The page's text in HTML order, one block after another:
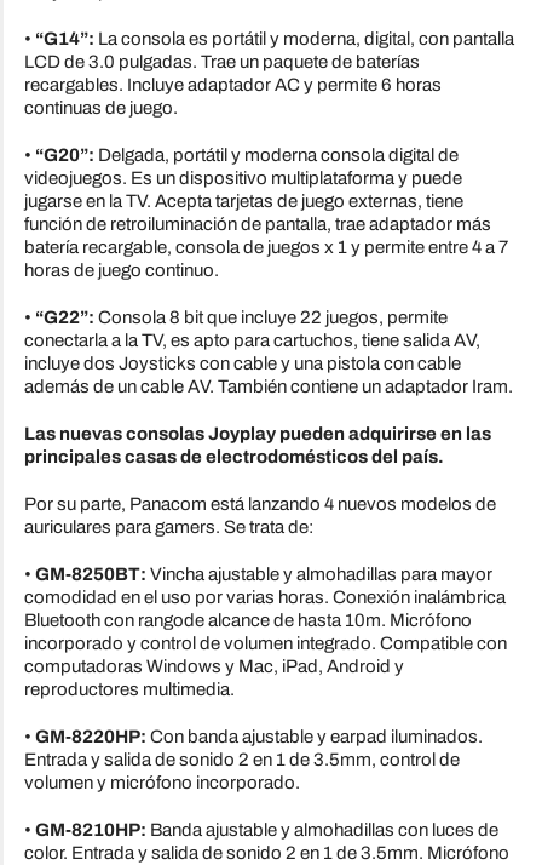
• “G14”: La consola es portátil y moderna, digital, con pantalla
LCD de 3.0 pulgadas. Trae un paquete de baterías
recargables. Incluye adaptador AC y permite 6 horas
continuas de juego.
• “G20”: Delgada, portátil y moderna consola digital de
videojuegos. Es un dispositivo multiplataforma y puede
jugarse en la TV. Acepta tarjetas de juego externas, tiene
función de retroiluminación de pantalla, trae adaptador más
batería recargable, consola de juegos x 1 y permite entre 4 a 7
horas de juego continuo.
• “G22”: Consola 8 bit que incluye 22 juegos, permite
conectarla a la TV, es apto para cartuchos, tiene salida AV,
incluye dos Joysticks con cable y una pistola con cable
además de un cable AV. También contiene un adaptador Iram.
Las nuevas consolas Joyplay pueden adquirirse en las
principales casas de electrodomésticos del país.
Por su parte, Panacom está lanzando 4 nuevos modelos de
auriculares para gamers. Se trata de:
• GM-8250BT: Vincha ajustable y almohadillas para mayor
comodidad en el uso por varias horas. Conexión inalámbrica
Bluetooth con rangode alcance de hasta 10m. Micrófono
incorporado y control de volumen integrado. Compatible con
computadoras Windows y Mac, iPad, Android y
reproductores multimedia.
• GM-8220HP: Con banda ajustable y earpad iluminados.
Entrada y salida de sonido 2 en 1 de 3.5mm, control de
volumen y micrófono incorporado.
• GM-8210HP: Banda ajustable y almohadillas con luces de
color. Entrada y salida de sonido 2 en 1 de 3.5mm. Micrófono